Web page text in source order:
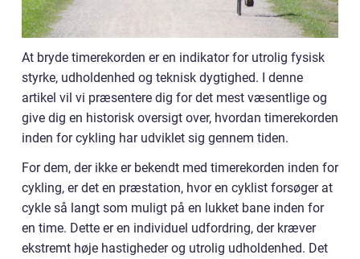
At bryde timerekorden er en indikator for utrolig fysisk
styrke, udholdenhed og teknisk dygtighed. I denne
artikel vil vi præsentere dig for det mest væsentlige og
give dig en historisk oversigt over, hvordan timerekorden
inden for cykling har udviklet sig gennem tiden.
For dem, der ikke er bekendt med timerekorden inden for
cykling, er det en præstation, hvor en cyklist forsøger at
cykle så langt som muligt på en lukket bane inden for
en time. Dette er en individuel udfordring, der kræver
ekstremt høje hastigheder og utrolig udholdenhed. Det